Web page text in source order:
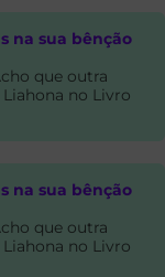
na sua bênção
que outra
no Livro
na sua bênção
que outra
no Livro